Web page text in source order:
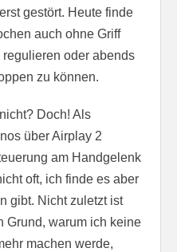
gestört. Heute finde
auch ohne Griff
oder abends
zu können.
Doch! Als
über Airplay 2
am Handgelenk
oft, ich finde es aber
gibt. Nicht zuletzt ist
Grund, warum ich keine
machen werde,